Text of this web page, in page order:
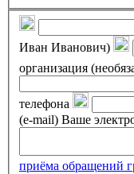
Иван Иванович)
организация
телефона
(e-mail) Ваше
приёма обращений